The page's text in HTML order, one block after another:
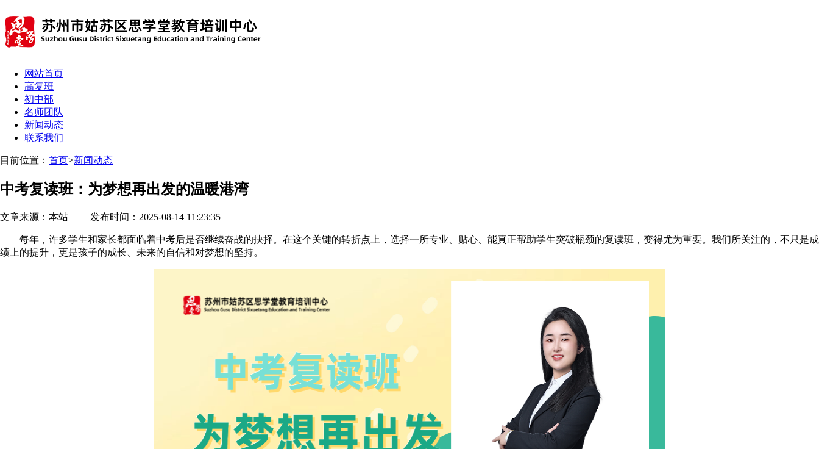
网站首页
高复班
初中部
名师团队
新闻动态
联系我们
目前位置： 首页>新闻动态
中考复读班：为梦想再出发的温暖港湾
文章来源：本站 发布时间：2025-08-14 11:23:35
每年，许多学生和家长都面临着中考后是否继续奋战的抉择。在这个关键的转折点上，选择一所专业、贴心、能真正帮助学生突破瓶颈的复读班，变得尤为重要。我们所关注的，不只是成
绩上的提升，更是孩子的成长、未来的自信和对梦想的坚持。